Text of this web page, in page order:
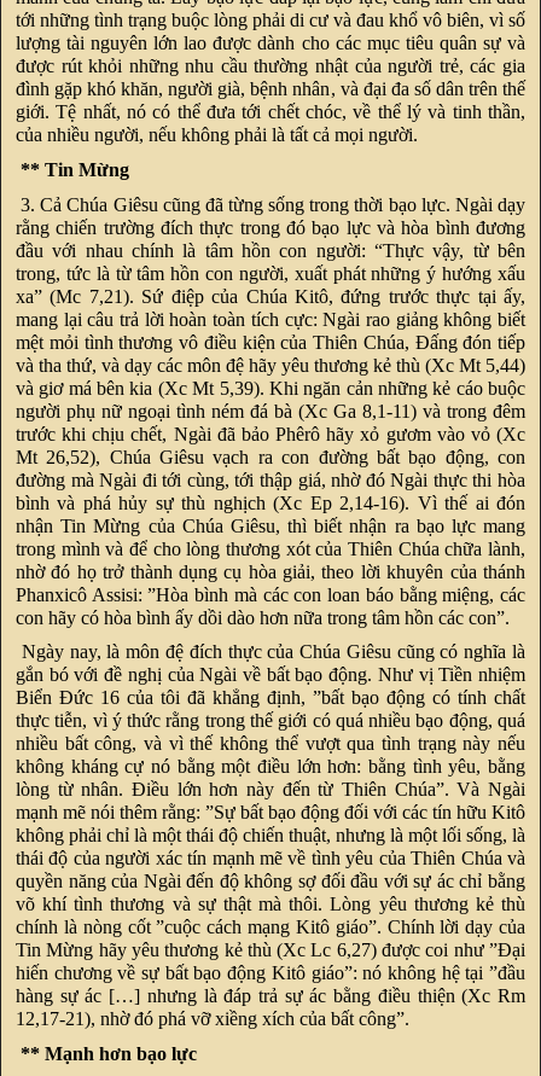
tới những tình trạng buộc lòng phải di cư và đau khổ vô biên, vì số
lượng tài nguyên lớn lao được dành cho các mục tiêu quân sự và
được rút khỏi những nhu cầu thường nhật của người trẻ, các gia
đình gặp khó khăn, người già, bệnh nhân, và đại đa số dân trên thế
giới. Tệ nhất, nó có thể đưa tới chết chóc, về thể lý và tinh thần,
của nhiều người, nếu không phải là tất cả mọi người.
** Tin Mừng
3. Cả Chúa Giêsu cũng đã từng sống trong thời bạo lực. Ngài dạy
rằng chiến trường đích thực trong đó bạo lực và hòa bình đương
đầu với nhau chính là tâm hồn con người: “Thực vậy, từ bên
trong, tức là từ tâm hồn con người, xuất phát những ý hướng xấu
xa” (Mc 7,21). Sứ điệp của Chúa Kitô, đứng trước thực tại ấy,
mang lại câu trả lời hoàn toàn tích cực: Ngài rao giảng không biết
mệt mỏi tình thương vô điều kiện của Thiên Chúa, Đấng đón tiếp
và tha thứ, và dạy các môn đệ hãy yêu thương kẻ thù (Xc Mt 5,44)
và giơ má bên kia (Xc Mt 5,39). Khi ngăn cản những kẻ cáo buộc
người phụ nữ ngoại tình ném đá bà (Xc Ga 8,1-11) và trong đêm
trước khi chịu chết, Ngài đã bảo Phêrô hãy xỏ gươm vào vỏ (Xc
Mt 26,52), Chúa Giêsu vạch ra con đường bất bạo động, con
đường mà Ngài đi tới cùng, tới thập giá, nhờ đó Ngài thực thi hòa
bình và phá hủy sự thù nghịch (Xc Ep 2,14-16). Vì thế ai đón
nhận Tin Mừng của Chúa Giêsu, thì biết nhận ra bạo lực mang
trong mình và để cho lòng thương xót của Thiên Chúa chữa lành,
nhờ đó họ trở thành dụng cụ hòa giải, theo lời khuyên của thánh
Phanxicô Assisi: ”Hòa bình mà các con loan báo bằng miệng, các
con hãy có hòa bình ấy dồi dào hơn nữa trong tâm hồn các con”.
Ngày nay, là môn đệ đích thực của Chúa Giêsu cũng có nghĩa là
gắn bó với đề nghị của Ngài về bất bạo động. Như vị Tiền nhiệm
Biển Đức 16 của tôi đã khẳng định, ”bất bạo động có tính chất
thực tiễn, vì ý thức rằng trong thế giới có quá nhiều bạo động, quá
nhiều bất công, và vì thế không thể vượt qua tình trạng này nếu
không kháng cự nó bằng một điều lớn hơn: bằng tình yêu, bằng
lòng từ nhân. Điều lớn hơn này đến từ Thiên Chúa”. Và Ngài
mạnh mẽ nói thêm rằng: ”Sự bất bạo động đối với các tín hữu Kitô
không phải chỉ là một thái độ chiến thuật, nhưng là một lối sống, là
thái độ của người xác tín mạnh mẽ về tình yêu của Thiên Chúa và
quyền năng của Ngài đến độ không sợ đối đầu với sự ác chỉ bằng
võ khí tình thương và sự thật mà thôi. Lòng yêu thương kẻ thù
chính là nòng cốt ”cuộc cách mạng Kitô giáo”. Chính lời dạy của
Tin Mừng hãy yêu thương kẻ thù (Xc Lc 6,27) được coi như ”Đại
hiến chương về sự bất bạo động Kitô giáo”: nó không hệ tại ”đầu
hàng sự ác […] nhưng là đáp trả sự ác bằng điều thiện (Xc Rm
12,17-21), nhờ đó phá vỡ xiềng xích của bất công”.
** Mạnh hơn bạo lực